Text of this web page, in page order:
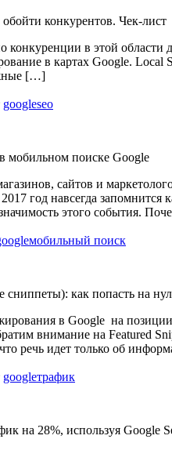
конкурентов. Чек-лист
конкуренции в этой
в картах Google.
[…]
googleseo
мобильном поиске Google
сайтов и
год навсегда
этого события.
мобильный поиск
сниппеты): как попасть на
в Google на
внимание на Featured
речь идет только об
googleтрафик
на 28%, используя Google